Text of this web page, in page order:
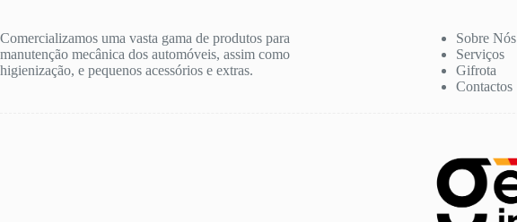
Comercializamos uma vasta gama de produtos para
manutenção mecânica dos automóveis, assim como
higienização, e pequenos acessórios e extras.
Sobre Nós
Serviços
Gifrota
Contactos